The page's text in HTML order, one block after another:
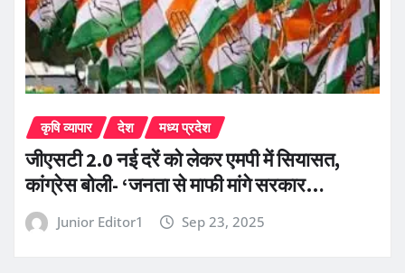
कृषि व्यापार देश मध्य प्रदेश
जीएसटी 2.0 नई दरें को लेकर एमपी में सियासत,
कांग्रेस बोली- ‘जनता से माफी मांगे सरकार…
Junior Editor1 Sep 23, 2025